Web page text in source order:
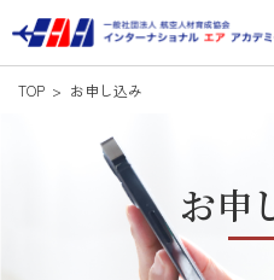
TOP お申し込み
Z世代新卒・リー
お申